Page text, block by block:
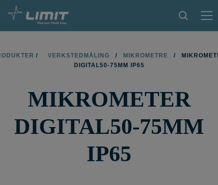
PRODUKTER
BLI FORHANDLER
OM LIMIT
NEDLASTINGER
/ VERKSTEDMÅLING / MIKROMETRE /
DIGITAL50-75MM IP65
MIKROMETER
DIGITAL50-75MM
IP65